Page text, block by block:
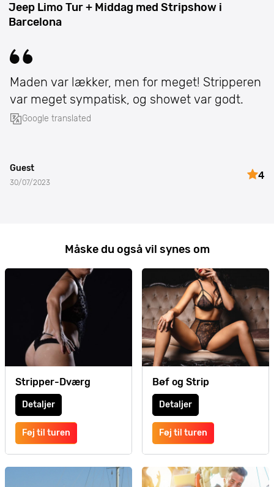
Jeep Limo Tur + Middag med Stripshow i
Barcelona
Maden var lækker, men for meget! Stripperen
var meget sympatisk, og showet var godt.
Google translated
Guest
30/07/2023
4
Måske du også vil synes om
Stripper-Dværg
Detaljer
Føj til turen
Bøf og Strip
Detaljer
Føj til turen